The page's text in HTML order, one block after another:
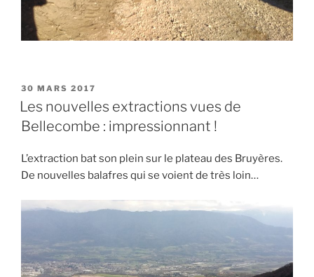
PUBLIÉ
LE
30 MARS 2017
Les nouvelles extractions vues de
Bellecombe : impressionnant !
L’extraction bat son plein sur le plateau des Bruyères.
De nouvelles balafres qui se voient de très loin…